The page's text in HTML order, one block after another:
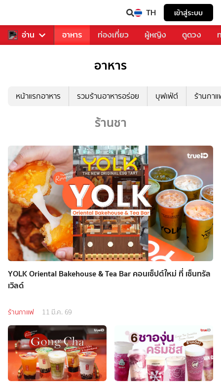
TH เข้าสู่ระบบ
อ่าน
รวงการเพลง อาหาร ท่องเที่ยว ผู้หญิง ดูดวง
อาหาร
หน้าแรกอาหาร รวมร้านอาหารอร่อย บุฟเฟ่ต์ ร้านกา
ร้านชา
YOLK Oriental Bakehouse & Tea Bar คอนเซ็ปต์ใหม่ ที่ เซ็นทรัล
เวิลด์
ร้านกาแฟ 11 มี.ค. 69